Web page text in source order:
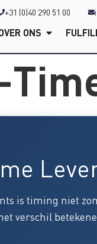
+31 (0)40 290 51 00
ONS
is timing niet
verschil